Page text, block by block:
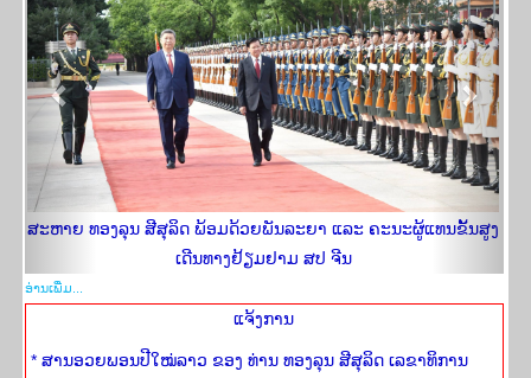
ສະຫາຍ ທອງລຸນ ສີສຸລິດ ພ້ອມດ້ວຍພັນລະຍາ ແລະ ຄະນະຜູ້ແທນຂັ້ນສູງ
ເດີນທາງຢ້ຽມ​ຢາມ ສປ ຈີນ
ອ່ານ​ເພີ່​ມ...
ແຈ້ງ​ການ
* ສານອວຍພອນປີໃໝ່ລາວ ຂອງ ທ່ານ ທອງລຸນ ສີສຸລິດ ເລຂາທິການ